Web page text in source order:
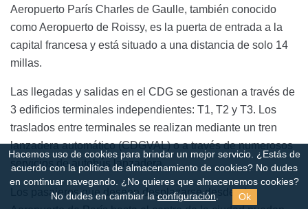
Aeropuerto París Charles de Gaulle, también conocido
como Aeropuerto de Roissy, es la puerta de entrada a la
capital francesa y está situado a una distancia de solo 14
millas.
Las llegadas y salidas en el CDG se gestionan a través de
3 edificios terminales independientes: T1, T2 y T3. Los
traslados entre terminales se realizan mediante un tren
lanzadera automático (CDGVAL) o a través de numerosos
servicios de autobús lanzadera.
Los pasajeros que deseen desplazarse desde el
Hacemos uso de cookies para brindar un mejor servicio. ¿Estás de
acuerdo con la política de almacenamiento de cookies? No dudes
en continuar navegando. ¿No quieres que almacenemos cookies?
No dudes en cambiar la configuración. Ok